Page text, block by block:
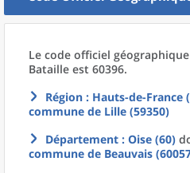
Le code officiel géographique
Bataille est 60396.
Région : Hauts-de-France
commune de Lille (59350)
Département : Oise (60)
commune de Beauvais